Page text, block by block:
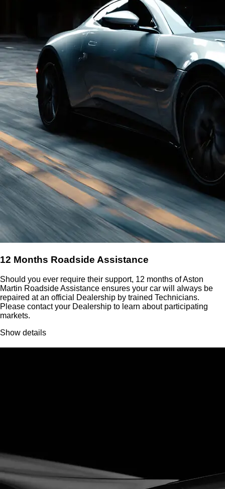
12 Months Roadside Assistance
Should you ever require their support, 12 months of Aston
Martin Roadside Assistance ensures your car will always be
repaired at an official Dealership by trained Technicians.
Please contact your Dealership to learn about participating
markets.
Show details